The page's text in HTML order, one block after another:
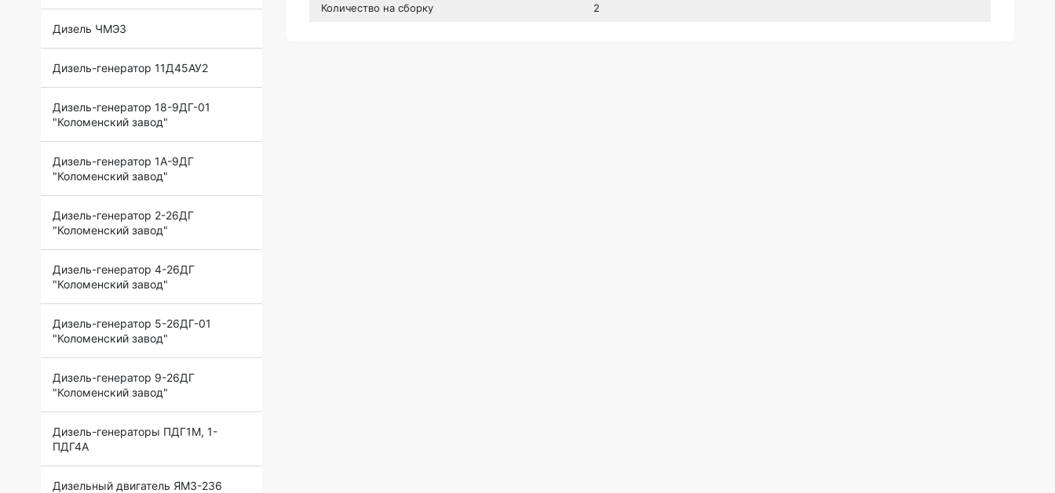
Дизель ЧМЭ3
Дизель-генератор 11Д45АУ2
Дизель-генератор 18-9ДГ-01
"Коломенский завод"
Дизель-генератор 1А-9ДГ
"Коломенский завод"
Дизель-генератор 2-26ДГ
"Коломенский завод"
Дизель-генератор 4-26ДГ
"Коломенский завод"
Дизель-генератор 5-26ДГ-01
"Коломенский завод"
Дизель-генератор 9-26ДГ
"Коломенский завод"
Дизель-генераторы ПДГ1М, 1-
ПДГ4А
Дизельный двигатель ЯМЗ-236
Количество на сборку 2